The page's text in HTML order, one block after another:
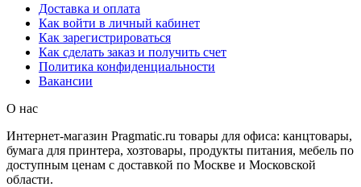
Доставка и оплата
Как войти в личный кабинет
Как зарегистрироваться
Как сделать заказ и получить счет
Политика конфиденциальности
Вакансии
О нас
Интернет-магазин Pragmatic.ru товары для офиса: канцтовары,
бумага для принтера, хозтовары, продукты питания, мебель по
доступным ценам с доставкой по Москве и Московской
области.